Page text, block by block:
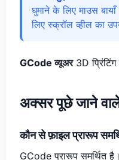
घुमाने के लिए माउस
लिए स्क्रॉल व्हील का
GCode व्यूअर3D प्रिंटिंग
अक्सर पूछे जाने
कौन से फ़ाइल प्रारूप
GCode प्रारूप समर्थित है।